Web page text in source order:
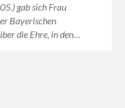
gab sich Frau
Bayerischen
die Ehre, in den…